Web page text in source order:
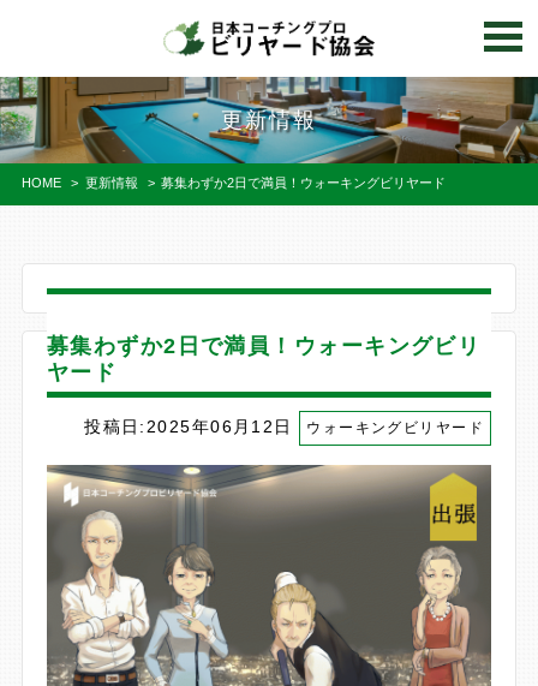
更新情報
HOME > 更新情報 > 募集わずか2日で満員！ウォーキングビリヤード
募集わずか2日で満員！ウォーキングビリ
ヤード
投稿日:2025年06月12日 ウォーキングビリヤード